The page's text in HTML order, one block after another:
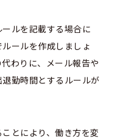
ルを記載する場合に
ールを作成しましょ
わりに、メール報告や
勤時間とするルールが
とにより、働き方を変